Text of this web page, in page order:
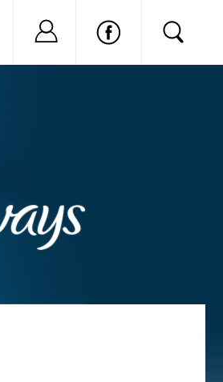
Nu ai cont?